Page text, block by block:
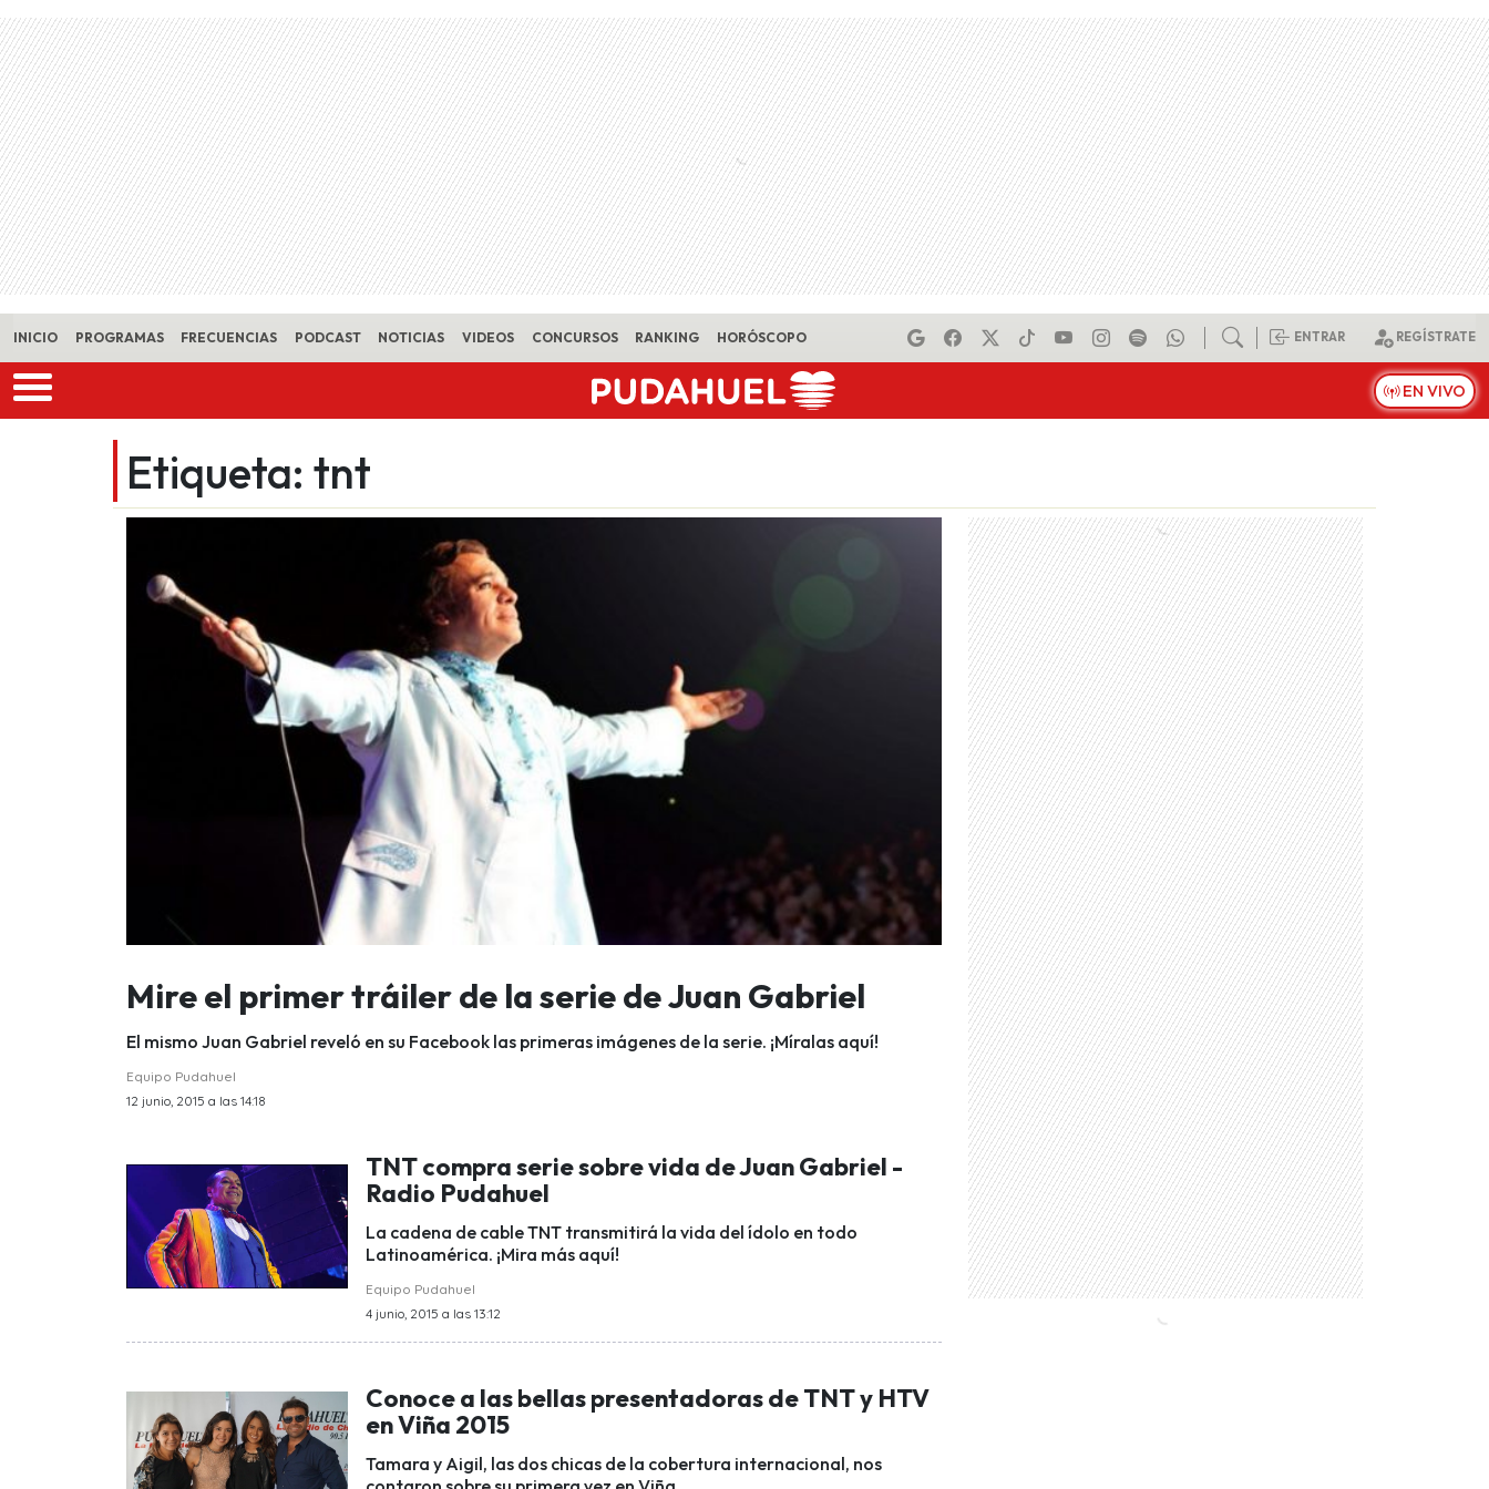
Skip to main content
INICIO PROGRAMAS FRECUENCIAS PODCAST NOTICIAS VIDEOS CONCURSOS RANKING HORÓSCOPO ENTRAR REGÍSTRATE
EN VIVO
Etiqueta: tnt
Mire el primer tráiler de la serie de Juan Gabriel
El mismo Juan Gabriel reveló en su Facebook las primeras imágenes de la serie. ¡Míralas aquí!
Equipo Pudahuel
12 junio, 2015 a las 14:18
TNT compra serie sobre vida de Juan Gabriel -
Radio Pudahuel
La cadena de cable TNT transmitirá la vida del ídolo en todo
Latinoamérica. ¡Mira más aquí!
Equipo Pudahuel
4 junio, 2015 a las 13:12
Conoce a las bellas presentadoras de TNT y HTV
en Viña 2015
Tamara y Aigil, las dos chicas de la cobertura internacional, nos